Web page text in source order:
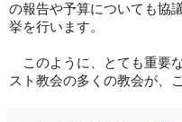
の報告や予算についても協
挙を行います。
このように、とても重要
スト教会の多くの教会が、